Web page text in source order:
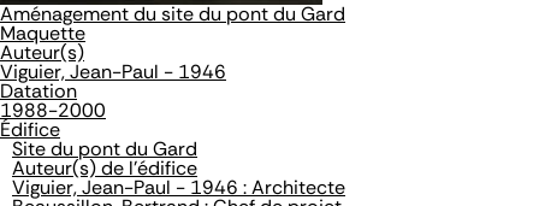
Aménagement du site du pont du Gard
Maquette
Auteur(s)
Viguier, Jean-Paul - 1946
Datation
1988-2000
Édifice
Site du pont du Gard
Auteur(s) de l'édifice
Viguier, Jean-Paul - 1946 : Architecte